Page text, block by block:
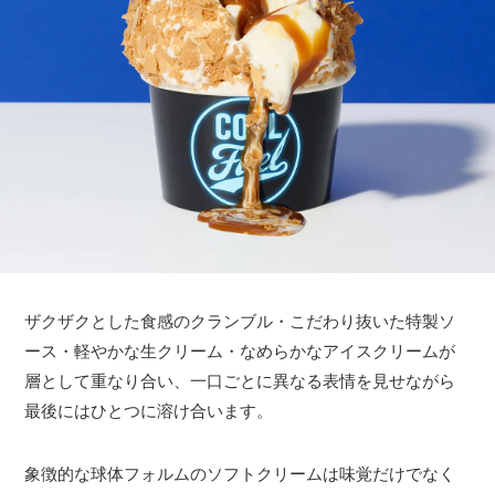
ザクザクとした食感のクランブル・こだわり抜いた特製ソ
ース・軽やかな生クリーム・なめらかなアイスクリームが
層として重なり合い、一口ごとに異なる表情を見せながら
最後にはひとつに溶け合います。
象徴的な球体フォルムのソフトクリームは味覚だけでなく